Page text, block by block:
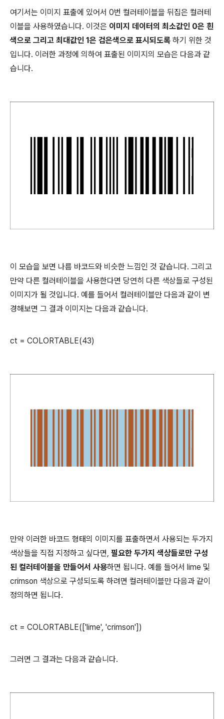
여기서는 이미지 표출에 있어서 0번 컬러테이블을 뒤집은 컬러테
이블을 사용하였습니다. 이것은 이미지 데이터의 최소값인 0은 흰
색으로 그리고 최대값인 1은 검은색으로 표시되도록 하기 위한 것
입니다. 이러한 과정에 의하여 표출된 이미지의 모습은 다음과 같
습니다.
이 모습을 보면 나름 바코드와 비슷한 느낌인 것 같습니다. 그리고
만약 다른 컬러테이블을 사용한다면 당연히 다른 색상들로 구성된
이미지가 될 것입니다. 예를 들어서 컬러테이블만 다음과 같이 변
경해보면 그 결과 이미지는 다음과 같습니다.
ct = COLORTABLE(43)
만약 이러한 바코드 형태의 이미지를 표출하면서 사용되는 두가지
색상들을 직접 지정하고 싶다면, 필요한 두가지 색상들로만 구성
된 컬러테이블을 만들어서 사용하면 됩니다. 예를 들어서 lime 및
crimson 색상으로 구성되도록 하려면 컬러테이블만 다음과 같이
정의하면 됩니다.
ct = COLORTABLE(['lime', 'crimson'])
그러면 그 결과는 다음과 같습니다.